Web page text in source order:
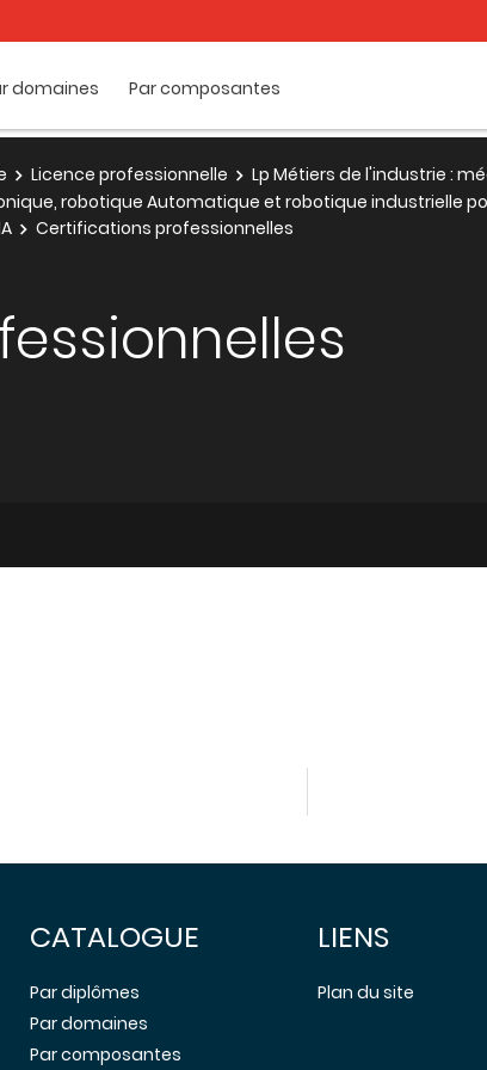
domaines Par composantes
Licence professionnelle
Lp Métiers de l'industrie :
robotique Automatique et robotique industrielle
Certifications professionnelles
CATALOGUE
Par diplômes
Par domaines
Par composantes
LIENS
Plan du site